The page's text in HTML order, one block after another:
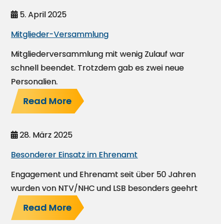
5. April 2025
Mitglieder-Versammlung
Mitgliederversammlung mit wenig Zulauf war
schnell beendet. Trotzdem gab es zwei neue
Personalien.
Read More
28. März 2025
Besonderer Einsatz im Ehrenamt
Engagement und Ehrenamt seit über 50 Jahren
wurden von NTV/NHC und LSB besonders geehrt
Read More